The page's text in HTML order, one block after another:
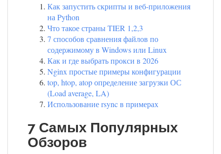
Как запустить скрипты и веб-приложения
на Python
Что такое страны TIER 1,2,3
7 способов сравнения файлов по
содержимому в Windows или Linux
Как и где выбрать прокси в 2026
Nginx простые примеры конфигурации
top, htop, atop определение загрузки ОС
(Load average, LA)
Использование rsync в примерах
7 Самых Популярных
Обзоров